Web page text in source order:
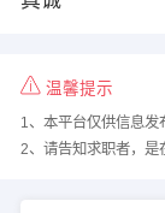
温馨提示
1、本平台仅供信息发
2、请告知求职者，是